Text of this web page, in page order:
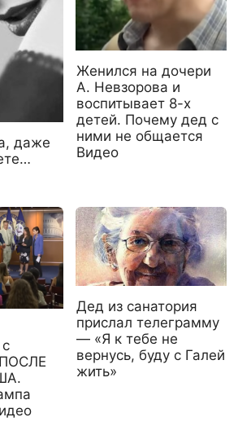
даже
Женился на дочери
А. Невзорова и
воспитывает 8-х
детей. Почему дед с
ними не общается
Видео
Дед из санатория
прислал телеграмму
— «Я к тебе не
вернусь, буду с Галей
жить»